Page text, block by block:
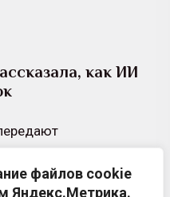
файлов cookie
Яндекс.Метрика.
как ИИ
операции.
специалистов,